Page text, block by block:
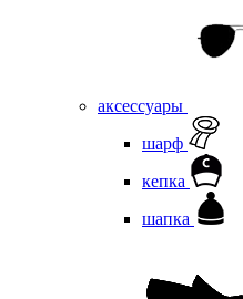
аксессуары
шарф
кепка
шапка